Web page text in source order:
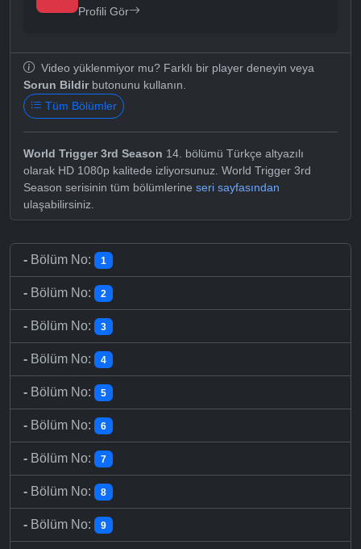
Profili Gör
Video yüklenmiyor mu? Farklı bir player deneyin veya
Sorun Bildirbutonunu kullanın.
Tüm Bölümler
World Trigger 3rd Season 14. bölümü Türkçe altyazılı
olarak HD 1080p kalitede izliyorsunuz. World Trigger 3rd
Season serisinin tüm bölümlerine seri sayfasından
ulaşabilirsiniz.
- Bölüm No: 1
- Bölüm No: 2
- Bölüm No: 3
- Bölüm No: 4
- Bölüm No: 5
- Bölüm No: 6
- Bölüm No: 7
- Bölüm No: 8
- Bölüm No: 9